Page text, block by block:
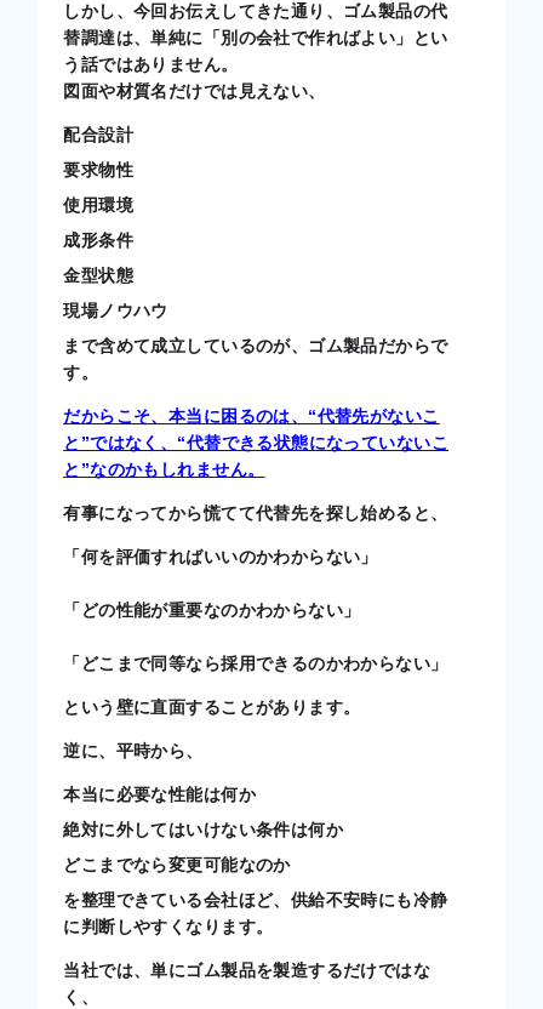
しかし、今回お伝えしてきた通り、ゴム製品の代
替調達は、単純に「別の会社で作ればよい」とい
う話ではありません。
図面や材質名だけでは見えない、
配合設計
要求物性
使用環境
成形条件
金型状態
現場ノウハウ
まで含めて成立しているのが、ゴム製品だからで
す。
だからこそ、本当に困るのは、“代替先がないこ
と”ではなく、“代替できる状態になっていないこ
と”なのかもしれません。
有事になってから慌てて代替先を探し始めると、
「何を評価すればいいのかわからない」
「どの性能が重要なのかわからない」
「どこまで同等なら採用できるのかわからない」
という壁に直面することがあります。
逆に、平時から、
本当に必要な性能は何か
絶対に外してはいけない条件は何か
どこまでなら変更可能なのか
を整理できている会社ほど、供給不安時にも冷静
に判断しやすくなります。
当社では、単にゴム製品を製造するだけではな
く、